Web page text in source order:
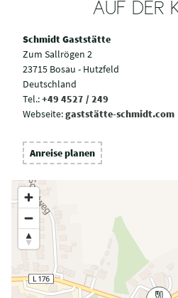
AUF DER
Schmidt Gaststätte
Zum Sallrögen 2
23715 Bosau - Hutzfeld
Deutschland
Tel.:+49 4527 / 249
Webseite:gaststätte-schmidt.com
Anreise planen